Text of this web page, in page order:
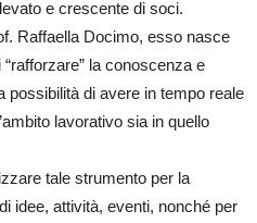
e crescente di soci.
Raffaella Docimo, esso nasce
la conoscenza e
possibilità di avere in tempo reale
lavorativo sia in quello
tale strumento per la
idee, attività, eventi, nonché per